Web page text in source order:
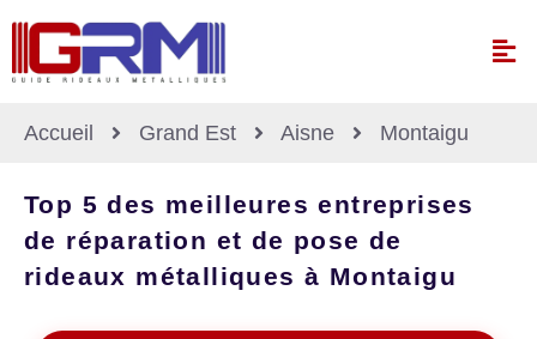
Accueil Grand Est Aisne Montaigu
Top 5 des meilleures entreprises
de réparation et de pose de
rideaux métalliques à Montaigu